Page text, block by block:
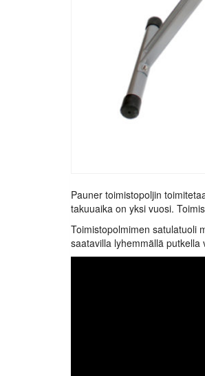
Pauner toimistopoljin
takuuaika on yksi vuosi.
Toimistopolmimen satulatuoli
saatavilla lyhemmällä